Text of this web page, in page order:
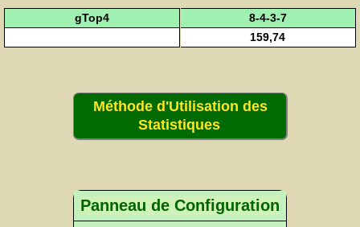
gTop4
8-4-3-7
159,74
Méthode d'Utilisation des
Statistiques
Panneau de Configuration